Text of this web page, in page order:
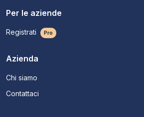
Per le aziende
Registrati Pro
Azienda
Chi siamo
Contattaci